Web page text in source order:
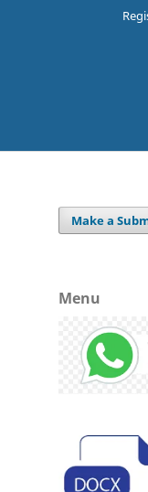
Make a
Menu